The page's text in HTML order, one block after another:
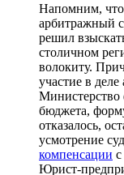
Напомним, что
арбитражный
решил
столичном
волокиту.
участие в
бюджета,
отказалось,
усмотрение
компенсации
Юрист-